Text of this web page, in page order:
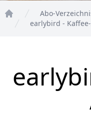
Home
Abo-
earlybird -